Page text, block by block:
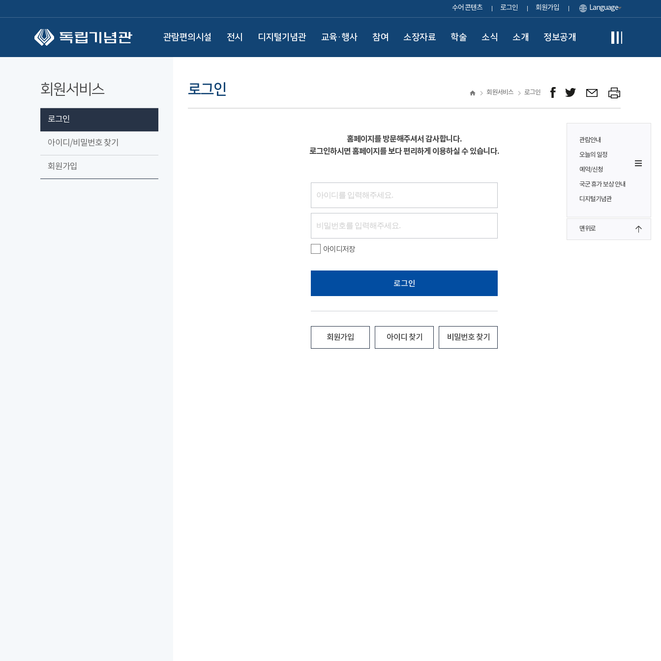
수어 콘텐츠 로그인 회원가입 Language
관람편의시설 전시 디지털기념관 교육·행사 참여 소장자료 학술 소식 소개 정보공개
관람안내
오늘의 일정
예약/신청
국군 휴가 보상 안내
디지털기념관
맨위로
회원서비스
로그인
아이디/비밀번호 찾기
회원가입
로그인 회원서비스 로그인
홈페이지를 방문해주셔서 감사합니다.
로그인하시면 홈페이지를 보다 편리하게 이용하실 수 있습니다.
아이디저장
로그인
회원가입 아이디 찾기 비밀번호 찾기